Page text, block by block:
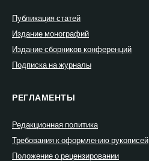
Публикация статей
Издание монографий
Издание сборников конференций
Подписка на журналы
РЕГЛАМЕНТЫ
Редакционная политика
Требования к оформлению рукописей
Положение о рецензировании